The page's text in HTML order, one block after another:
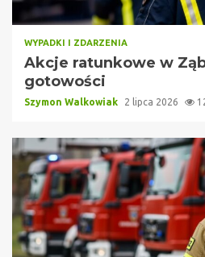
WYPADKI I ZDARZENIA
Akcje ratunkowe w
gotowości
Szymon Walkowiak 2 lipca 2026